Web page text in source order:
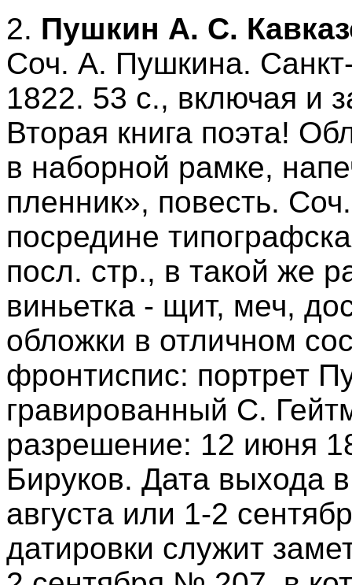
2. Пушкин А. С.
Соч. А. Пушкина.
1822. 53 с., включая и
Вторая книга поэта!
в наборной рамке,
пленник», повесть.
посредине
посл. стр., в такой же
виньетка - щит, меч,
обложки в отличном
фронтиспис: портрет
гравированный C.
разрешение: 12 июня
Бируков. Дата выхода
августа или 1-2
датировки служит